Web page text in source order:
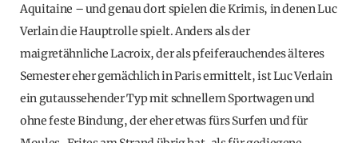
Aquitaine – und genau dort spielen die Krimis, in denen Luc
Verlain die Hauptrolle spielt. Anders als der
maigretähnliche Lacroix, der als pfeiferauchendes älteres
Semester eher gemächlich in Paris ermittelt, ist Luc Verlain
ein gutaussehender Typ mit schnellem Sportwagen und
ohne feste Bindung, der eher etwas fürs Surfen und für